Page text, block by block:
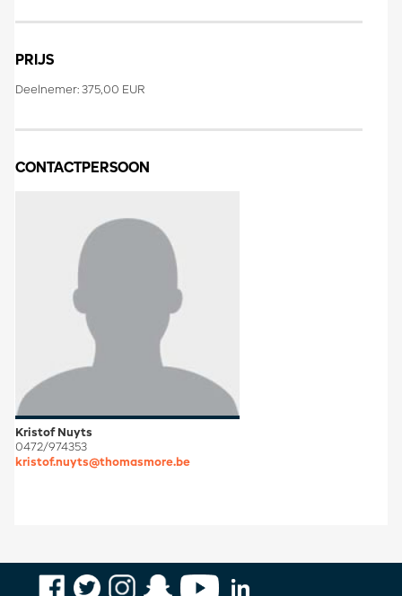
PRIJS
Deelnemer: 375,00 EUR
CONTACTPERSOON
Kristof Nuyts
0472/974353
kristof.nuyts@thomasmore.be